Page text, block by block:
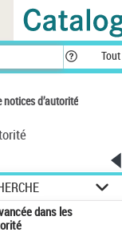
Tout
notices d’autorité
dans les